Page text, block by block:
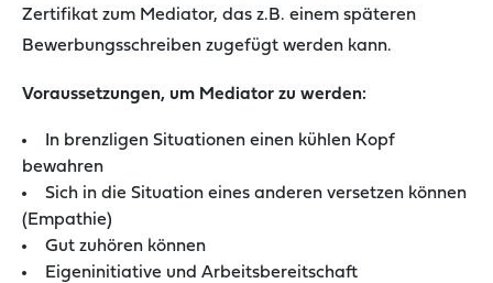
Zertifikat zum Mediator, das z.B. einem späteren
Bewerbungsschreiben zugefügt werden kann.
Voraussetzungen, um Mediator zu werden:
In brenzligen Situationen einen kühlen Kopf
bewahren
Sich in die Situation eines anderen versetzen können
(Empathie)
Gut zuhören können
Eigeninitiative und Arbeitsbereitschaft